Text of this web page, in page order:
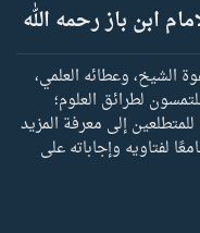
ابن باز رحمه الله
الشيخ، وعطائه العلمي،
لطرائق العلوم؛
إلى معرفة المزيد
لفتاويه وإجاباته على